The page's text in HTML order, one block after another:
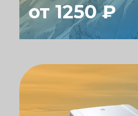
от 1250 ₽